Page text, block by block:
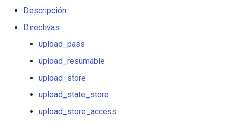
Ejemplo de configuración
GitHub
feishu-auth
fileinfo
Descripción
Directivas
upload_pass
upload_resumable
upload_store
upload_state_store
upload_store_access